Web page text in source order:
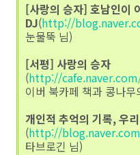
[사랑의 승자] 호남인이
DJ(http://
눈물뚝 님)
[서평] 사랑의 승자
(http://
이버 북카페 책과 콩나무
개인적 추억의 기록, 우
(http://
타브로긴 님)